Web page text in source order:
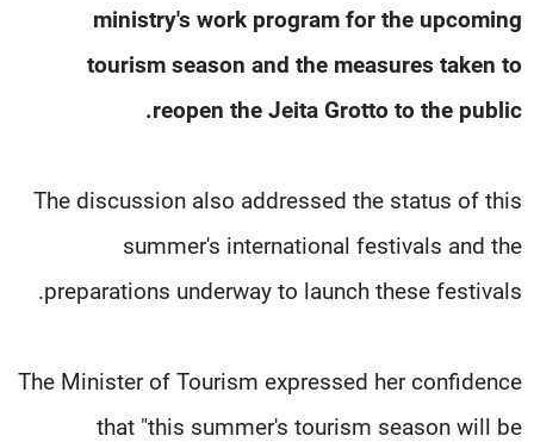
ministry's work program for the upcoming
tourism season and the measures taken to
reopen the Jeita Grotto to the public.
The discussion also addressed the status of this
summer's international festivals and the
preparations underway to launch these festivals.
The Minister of Tourism expressed her confidence
that "this summer's tourism season will be
الإنـتـاج
لاعلاناتكم
تواصل معنا
شروط الإسـتخدام
سياسة الخصوصية